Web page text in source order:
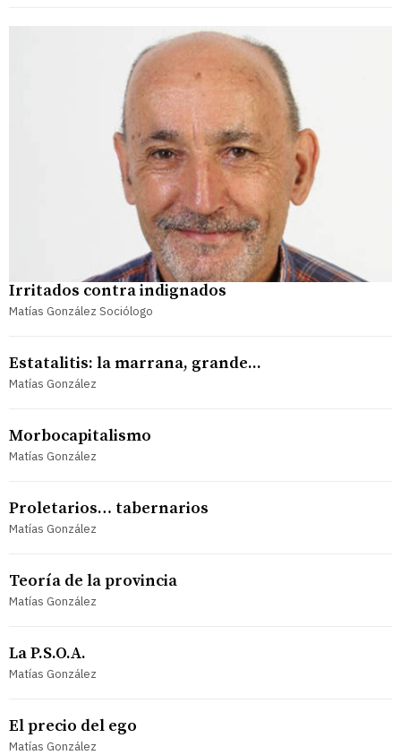
Irritados contra indignados
Matías González Sociólogo
Estatalitis: la marrana, grande...
Matías González
Morbocapitalismo
Matías González
Proletarios… tabernarios
Matías González
Teoría de la provincia
Matías González
La P.S.O.A.
Matías González
El precio del ego
Matías González